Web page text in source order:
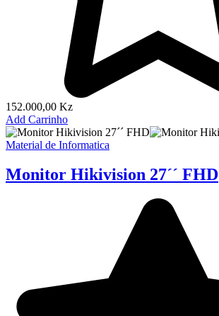
152.000,00 Kz
Add Carrinho
Material de Informatica
Monitor Hikivision 27´´ FHD